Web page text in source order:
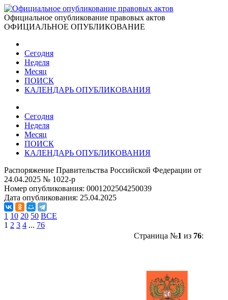
Официальное опубликование правовых актов
ОФИЦИАЛЬНОЕ ОПУБЛИКОВАНИЕ
Сегодня
Неделя
Месяц
ПОИСК
КАЛЕНДАРЬ ОПУБЛИКОВАНИЯ
Сегодня
Неделя
Месяц
ПОИСК
КАЛЕНДАРЬ ОПУБЛИКОВАНИЯ
Распоряжение Правительства Российской Федерации от
24.04.2025 № 1022-р
Номер опубликования: 0001202504250039
Дата опубликования: 25.04.2025
1 10 20 50 ВСЕ
1 2 3 4 ... 76
Страница №1 из 76: